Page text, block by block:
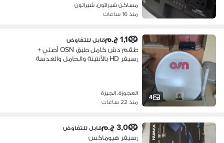
مساكن شيراتون، شيراتون
منذ 16 ساعات
4
1,100 ج.م قابل للتفاوض
طقم دش كامل طبق OSN أصلي +
رسيفر HD بالأنتينة والحامل والعدسة
العجوزة، الجيزة
منذ 22 ساعات
3,000 ج.م قابل للتفاوض
رسيفر هيوماكس